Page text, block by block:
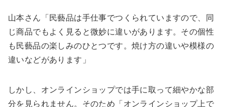
山本さん「民藝品は手仕事でつくられていますので、同
じ商品でもよく見ると微妙に違いがあります。その個性
も民藝品の楽しみのひとつです。焼け方の違いや模様の
違いなどがあります」
しかし、オンラインショップでは手に取って細やかな部
分を見られません。そのため「オンラインショップ上で